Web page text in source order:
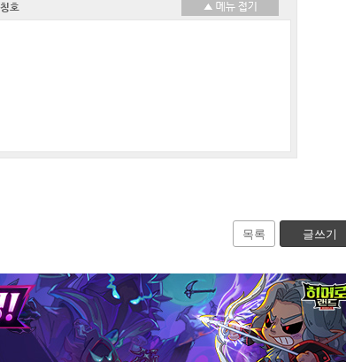
칭호
목록 글쓰기